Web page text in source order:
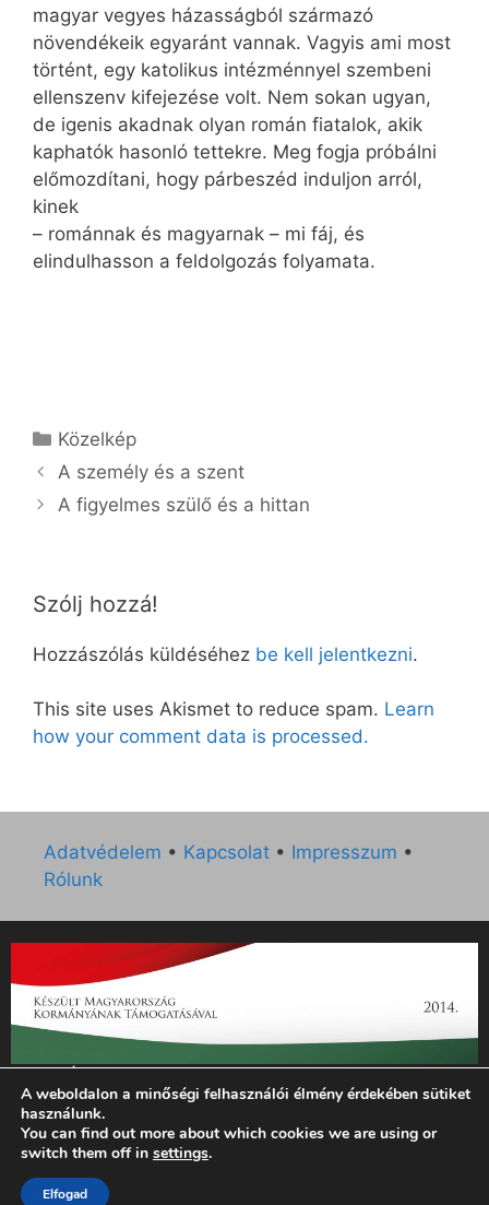
magyar vegyes házasságból származó
növendékeik egyaránt vannak. Vagyis ami most
történt, egy katolikus intézménnyel szembeni
ellenszenv kifejezése volt. Nem sokan ugyan,
de igenis akadnak olyan román fiatalok, akik
kaphatók hasonló tettekre. Meg fogja próbálni
előmozdítani, hogy párbeszéd induljon arról,
kinek
– románnak és magyarnak – mi fáj, és
elindulhasson a feldolgozás folyamata.
Kategória
Közelkép
A személy és a szent
A figyelmes szülő és a hittan
Szólj hozzá!
Hozzászólás küldéséhez be kell jelentkezni.
This site uses Akismet to reduce spam. Learn
how your comment data is processed.
Adatvédelem • Kapcsolat • Impresszum •
Rólunk
„Az Új Ember katolikus hetilap 2014. évi működésének
támogatását az EGYH-KCP-14-P-0121 sz. támogatási
szerződés keretében 3 000 000 Ft összegben támogatta az
Emberi Erőforrások Minisztériuma.”
© 2026 Magyar Kurír - Új Ember
A weboldalon a minőségi felhasználói élmény érdekében sütiket
használunk.
You can find out more about which cookies we are using or
switch them off in settings.
Elfogad